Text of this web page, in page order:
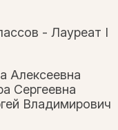
- Лауреат I
Алексеевна
Сергеевна
Владимирович